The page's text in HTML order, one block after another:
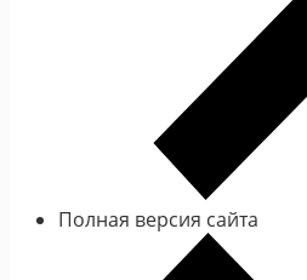
Полная версия сайта